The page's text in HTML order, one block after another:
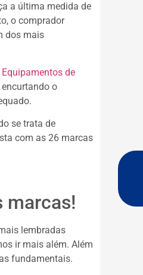
a última medida de
o comprador
dos mais
Equipamentos de
o
se trata de
com as 26 marcas
marcas!
lembradas
ir mais além. Além
fundamentais.